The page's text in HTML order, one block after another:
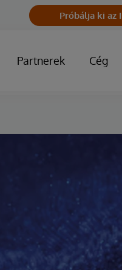
Próbálja ki az
Partnerek Cég